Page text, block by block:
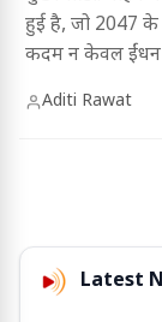
हुई है, जो 2047
कदम न केवल ईंधन
Aditi Rawat
Latest